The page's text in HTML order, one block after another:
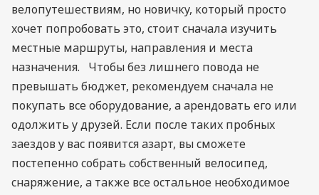
велопутешествиям, но новичку, который просто
хочет попробовать это, стоит сначала изучить
местные маршруты, направления и места
назначения. Чтобы без лишнего повода не
превышать бюджет, рекомендуем сначала не
покупать все оборудование, а арендовать его или
одолжить у друзей. Если после таких пробных
заездов у вас появится азарт, вы сможете
постепенно собрать собственный велосипед,
снаряжение, а также все остальное необходимое